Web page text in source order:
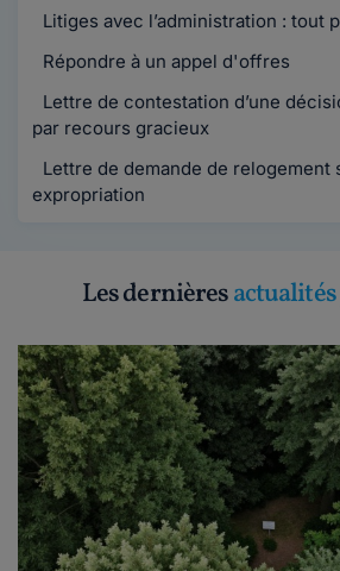
Litiges avec l’administration : tout
Répondre à un appel d'offres
Lettre de contestation d’une
par recours gracieux
Lettre de demande de relogement
expropriation
Les dernières